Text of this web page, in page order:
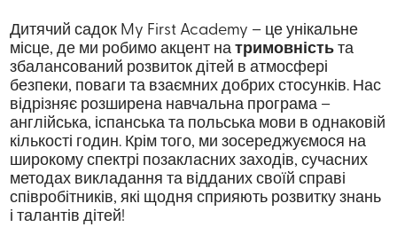
Дитячий садок My First Academy – це унікальне
місце, де ми робимо акцент натримовність та
збалансований розвиток дітей в атмосфері
безпеки, поваги та взаємних добрих стосунків. Нас
відрізняє розширена навчальна програма –
англійська, іспанська та польська мови в однаковій
кількості годин. Крім того, ми зосереджуємося на
широкому спектрі позакласних заходів, сучасних
методах викладання та відданих своїй справі
співробітників, які щодня сприяють розвитку знань
і талантів дітей!